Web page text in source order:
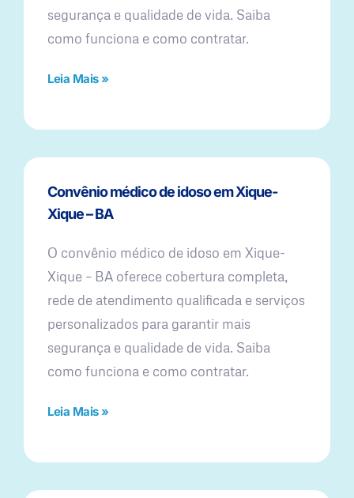
segurança e qualidade de vida. Saiba
como funciona e como contratar.
Leia Mais »
Convênio médico de idoso em Xique-
Xique – BA
O convênio médico de idoso em Xique-
Xique – BA oferece cobertura completa,
rede de atendimento qualificada e serviços
personalizados para garantir mais
segurança e qualidade de vida. Saiba
como funciona e como contratar.
Leia Mais »